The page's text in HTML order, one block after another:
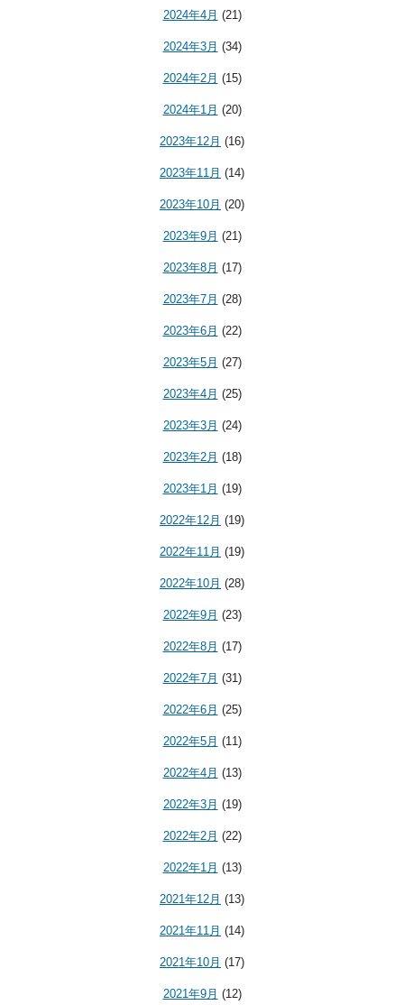
2024年4月 (21)
2024年3月 (34)
2024年2月 (15)
2024年1月 (20)
2023年12月 (16)
2023年11月 (14)
2023年10月 (20)
2023年9月 (21)
2023年8月 (17)
2023年7月 (28)
2023年6月 (22)
2023年5月 (27)
2023年4月 (25)
2023年3月 (24)
2023年2月 (18)
2023年1月 (19)
2022年12月 (19)
2022年11月 (19)
2022年10月 (28)
2022年9月 (23)
2022年8月 (17)
2022年7月 (31)
2022年6月 (25)
2022年5月 (11)
2022年4月 (13)
2022年3月 (19)
2022年2月 (22)
2022年1月 (13)
2021年12月 (13)
2021年11月 (14)
2021年10月 (17)
2021年9月 (12)